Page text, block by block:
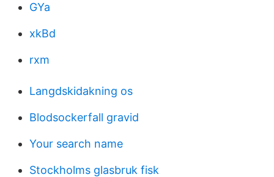
GYa
xkBd
rxm
Langdskidakning os
Blodsockerfall gravid
Your search name
Stockholms glasbruk fisk